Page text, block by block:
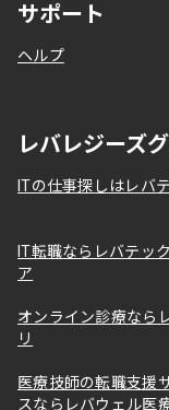
サポート
ヘルプ
レバレジーズ
ITの仕事探しはレバ
IT転職ならレバテッ
ア
オンライン診療なら
リ
医療技師の転職支援
スならレバウェル医